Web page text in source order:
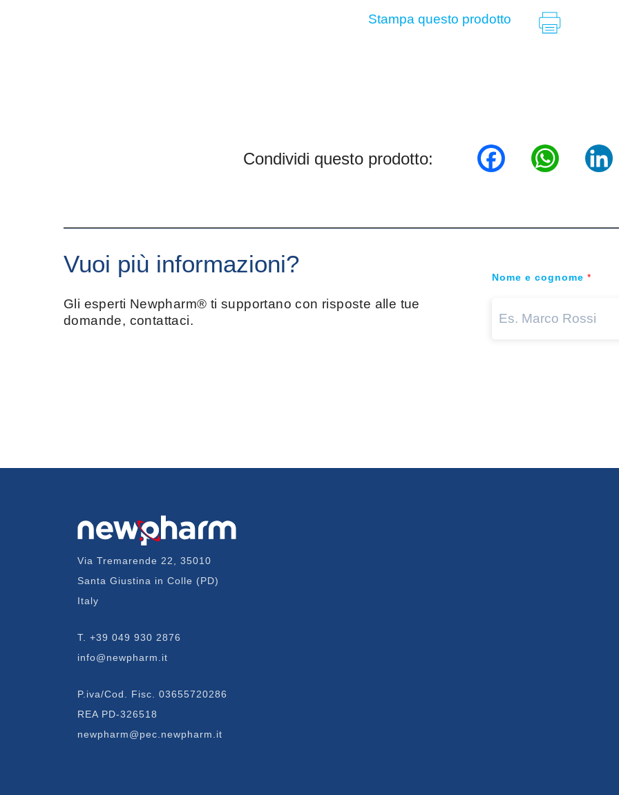
Stampa questo prodotto
Condividi questo prodotto: Facebook
Vuoi più informazioni?
Gli esperti Newpharm® ti supportano con risposte alle tue
domande, contattaci.
Nome e cognome *
Via Tremarende 22, 35010
Santa Giustina in Colle (PD)
Italy
T. +39 049 930 2876
info@newpharm.it
P.iva/Cod. Fisc. 03655720286
REA PD-326518
newpharm@pec.newpharm.it